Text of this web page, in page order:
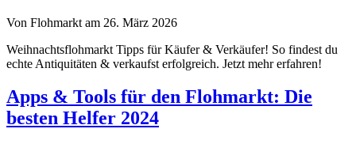
Von Flohmarkt am 26. März 2026
Weihnachtsflohmarkt Tipps für Käufer & Verkäufer! So findest du
echte Antiquitäten & verkaufst erfolgreich. Jetzt mehr erfahren!
Apps & Tools für den Flohmarkt: Die
besten Helfer 2024